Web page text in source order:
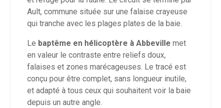
Ault, commune située sur une falaise crayeuse
qui tranche avec les plages plates de la baie.
Le baptême en hélicoptère à Abbeville met
en valeur le contraste entre reliefs doux,
falaises et zones marécageuses. Le tracé est
conçu pour être complet, sans longueur inutile,
et adapté à tous ceux qui souhaitent voir la baie
depuis un autre angle.